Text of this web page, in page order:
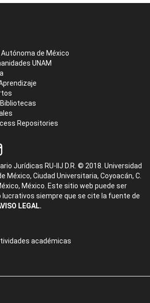
de México
UNAM
Repositories
Jurídicas RU-IIJ D.R. © 2018. Universidad
México, Ciudad Universitaria, Coyoacán, C.
México. Este sitio web puede ser
lucrativos siempre que se cite la fuente de
LEGAL.
académicas